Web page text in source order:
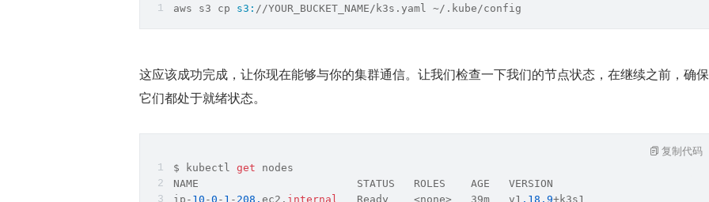
aws s3 cp s3: //YOUR_BUCKET_NAME/k3s.yaml ~/.kube/config
这应该成功完成，让你现在能够与你的集群通信。让我们检查一下我们的节点状态，在继续之前，确保
它们都处于就绪状态。
$ kubectl get nodes
NAME                         STATUS   ROLES    AGE   VERSION
ip- 10 -0 - 1 - 208. ec2. internal
   Ready    <none>   39m   v1
.18 .9+k3s1
复制代码